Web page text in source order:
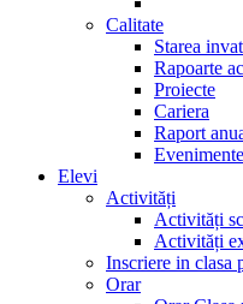
Calitate
Starea
Rapoarte
Proiecte
Cariera
Raport
Evenimente
Elevi
Activități
Activități
Activități
Inscriere in clasa
Orar